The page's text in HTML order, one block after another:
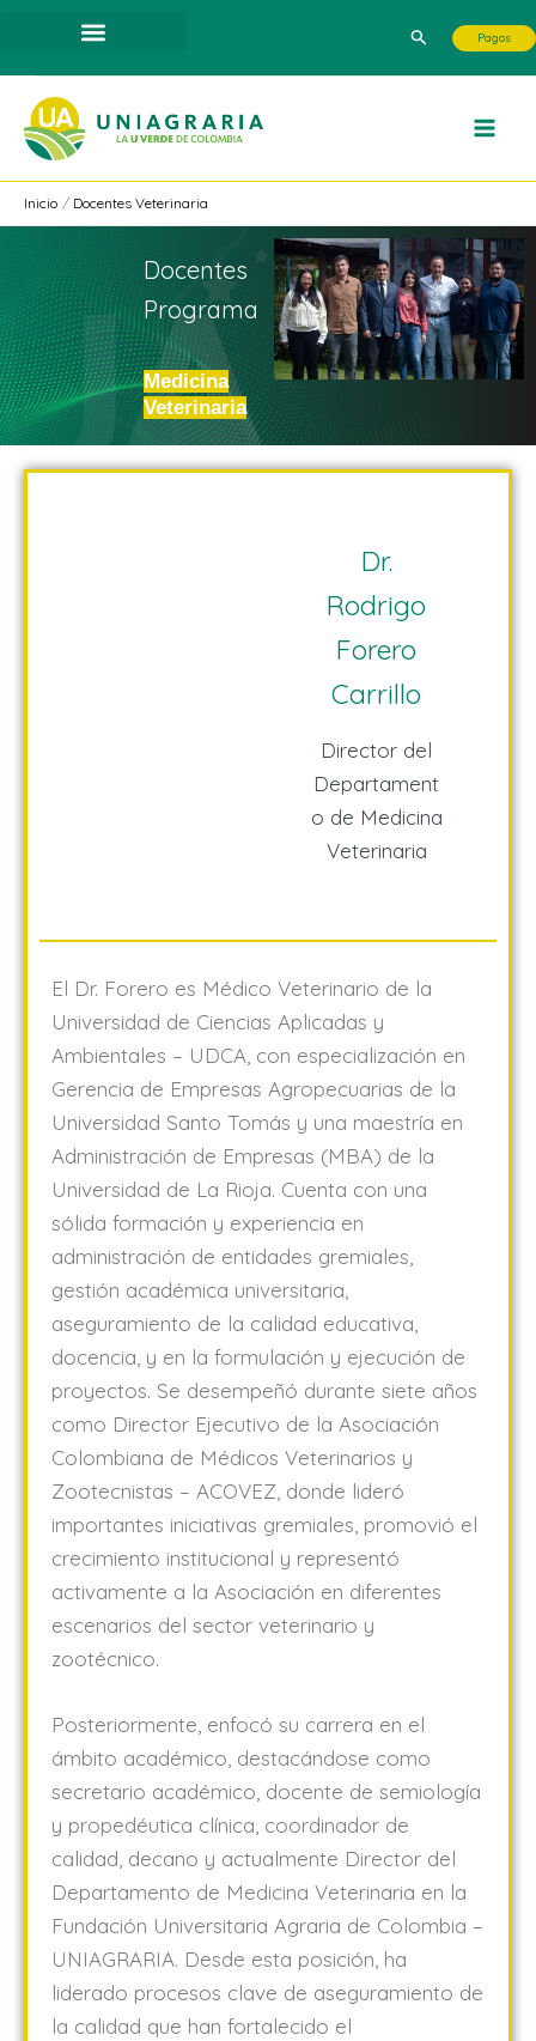
contenido
Buscar Pagos
Inicio Docentes Veterinaria
Docentes
Programa
Medicina
Veterinaria
Dr.
Rodrigo
Forero
Carrillo
Director del
Departament
o de Medicina
Veterinaria
El Dr. Forero es Médico Veterinario de la
Universidad de Ciencias Aplicadas y
Ambientales – UDCA, con especialización en
Gerencia de Empresas Agropecuarias de la
Universidad Santo Tomás y una maestría en
Administración de Empresas (MBA) de la
Universidad de La Rioja. Cuenta con una
sólida formación y experiencia en
administración de entidades gremiales,
gestión académica universitaria,
aseguramiento de la calidad educativa,
docencia, y en la formulación y ejecución de
proyectos. Se desempeñó durante siete años
como Director Ejecutivo de la Asociación
Colombiana de Médicos Veterinarios y
Zootecnistas – ACOVEZ, donde lideró
importantes iniciativas gremiales, promovió el
crecimiento institucional y representó
activamente a la Asociación en diferentes
escenarios del sector veterinario y
zootécnico.
Posteriormente, enfocó su carrera en el
ámbito académico, destacándose como
secretario académico, docente de semiología
y propedéutica clínica, coordinador de
calidad, decano y actualmente Director del
Departamento de Medicina Veterinaria en la
Fundación Universitaria Agraria de Colombia –
UNIAGRARIA. Desde esta posición, ha
liderado procesos clave de aseguramiento de
la calidad que han fortalecido el